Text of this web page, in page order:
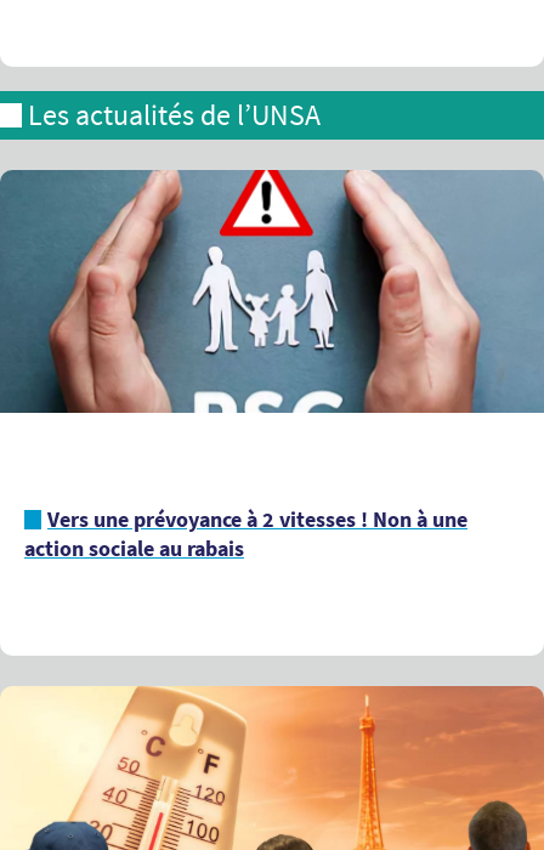
Les actualités de l’UNSA
Vers une prévoyance à 2 vitesses ! Non à une
action sociale au rabais